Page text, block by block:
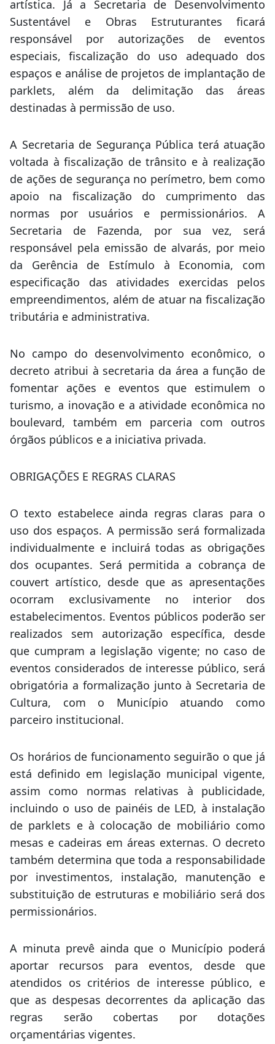
artística. Já a Secretaria de Desenvolvimento
Sustentável e Obras Estruturantes ficará
responsável por autorizações de eventos
especiais, fiscalização do uso adequado dos
espaços e análise de projetos de implantação de
parklets, além da delimitação das áreas
destinadas à permissão de uso.
A Secretaria de Segurança Pública terá atuação
voltada à fiscalização de trânsito e à realização
de ações de segurança no perímetro, bem como
apoio na fiscalização do cumprimento das
normas por usuários e permissionários. A
Secretaria de Fazenda, por sua vez, será
responsável pela emissão de alvarás, por meio
da Gerência de Estímulo à Economia, com
especificação das atividades exercidas pelos
empreendimentos, além de atuar na fiscalização
tributária e administrativa.
No campo do desenvolvimento econômico, o
decreto atribui à secretaria da área a função de
fomentar ações e eventos que estimulem o
turismo, a inovação e a atividade econômica no
boulevard, também em parceria com outros
órgãos públicos e a iniciativa privada.
OBRIGAÇÕES E REGRAS CLARAS
O texto estabelece ainda regras claras para o
uso dos espaços. A permissão será formalizada
individualmente e incluirá todas as obrigações
dos ocupantes. Será permitida a cobrança de
couvert artístico, desde que as apresentações
ocorram exclusivamente no interior dos
estabelecimentos. Eventos públicos poderão ser
realizados sem autorização específica, desde
que cumpram a legislação vigente; no caso de
eventos considerados de interesse público, será
obrigatória a formalização junto à Secretaria de
Cultura, com o Município atuando como
parceiro institucional.
Os horários de funcionamento seguirão o que já
está definido em legislação municipal vigente,
assim como normas relativas à publicidade,
incluindo o uso de painéis de LED, à instalação
de parklets e à colocação de mobiliário como
mesas e cadeiras em áreas externas. O decreto
também determina que toda a responsabilidade
por investimentos, instalação, manutenção e
substituição de estruturas e mobiliário será dos
permissionários.
A minuta prevê ainda que o Município poderá
aportar recursos para eventos, desde que
atendidos os critérios de interesse público, e
que as despesas decorrentes da aplicação das
regras serão cobertas por dotações
orçamentárias vigentes.